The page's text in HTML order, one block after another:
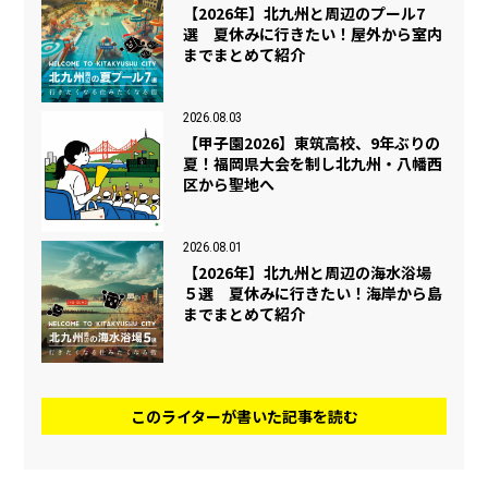
【2026年】北九州と周辺のプール7
選 夏休みに行きたい！屋外から室内
までまとめて紹介
2026.08.03
【甲子園2026】東筑高校、9年ぶりの
夏！福岡県大会を制し北九州・八幡西
区から聖地へ
2026.08.01
【2026年】北九州と周辺の海水浴場
５選 夏休みに行きたい！海岸から島
までまとめて紹介
このライターが書いた記事を読む